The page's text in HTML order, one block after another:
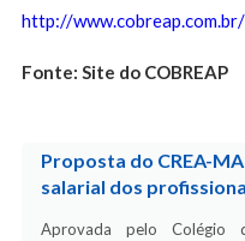
http://
Fonte: Site do COBREAP
Proposta do CREA-
salarial dos
Aprovada pelo Colégio